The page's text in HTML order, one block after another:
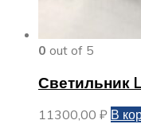
0 out of 5
Светильник
11300,00 ₽ В